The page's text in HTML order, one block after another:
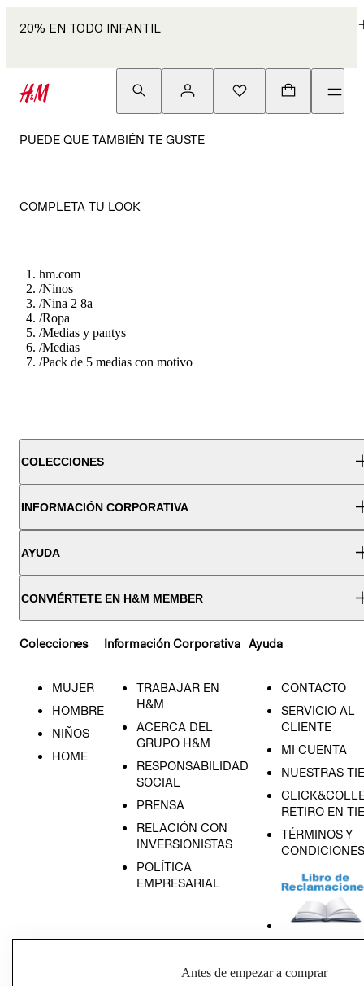
20% EN TODO INFANTIL
PUEDE QUE TAMBIÉN TE GUSTE
COMPLETA TU LOOK
hm.com
/Ninos
/Nina 2 8a
/Ropa
/Medias y pantys
/Medias
/Pack de 5 medias con motivo
COLECCIONES
INFORMACIÓN CORPORATIVA
AYUDA
CONVIÉRTETE EN H&M MEMBER
Colecciones
MUJER
HOMBRE
NIÑOS
HOME
Información Corporativa
TRABAJAR EN
H&M
ACERCA DEL
GRUPO H&M
RESPONSABILIDAD
SOCIAL
PRENSA
RELACIÓN CON
INVERSIONISTAS
POLÍTICA
EMPRESARIAL
Ayuda
CONTACTO
SERVICIO AL
CLIENTE
MI CUENTA
NUESTRAS
RETIRO EN
TÉRMINOS Y
CONDICIONES
PRIVACIDAD
Antes de empezar a comprar